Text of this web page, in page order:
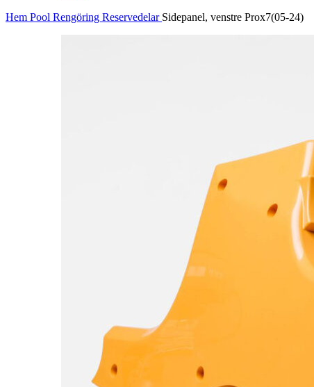
Hem Pool Rengöring Reservedelar Sidepanel, venstre Prox7(05-24)